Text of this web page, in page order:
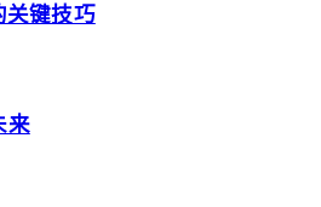
关键技巧
来